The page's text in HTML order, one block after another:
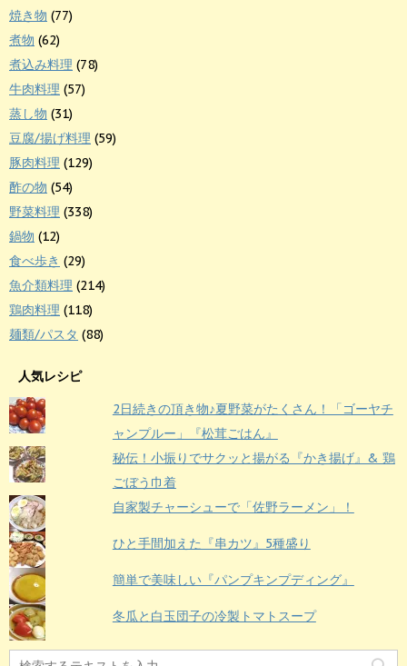
焼き物 (77)
煮物 (62)
煮込み料理 (78)
牛肉料理 (57)
蒸し物 (31)
豆腐/揚げ料理 (59)
豚肉料理 (129)
酢の物 (54)
野菜料理 (338)
鍋物 (12)
食べ歩き (29)
魚介類料理 (214)
鶏肉料理 (118)
麺類/パスタ (88)
人気レシピ
2日続きの頂き物♪夏野菜がたくさん！「ゴーヤチ
ャンプルー」『松茸ごはん』
秘伝！小振りでサクッと揚がる『かき揚げ』& 鶏
ごぼう巾着
自家製チャーシューで「佐野ラーメン」！
ひと手間加えた『串カツ』5種盛り
簡単で美味しい『パンプキンプディング』
冬瓜と白玉団子の冷製トマトスープ